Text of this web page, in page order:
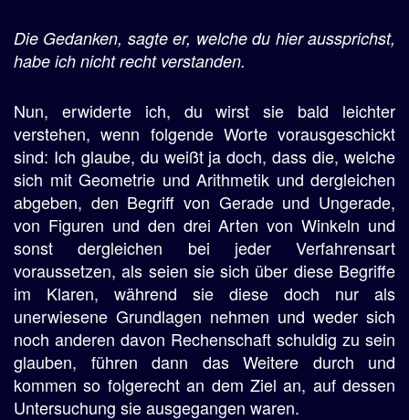
Die Gedanken, sagte er, welche du hier aussprichst,
habe ich nicht recht verstanden.
Nun, erwiderte ich, du wirst sie bald leichter
verstehen, wenn folgende Worte vorausgeschickt
sind: Ich glaube, du weißt ja doch, dass die, welche
sich mit Geometrie und Arithmetik und dergleichen
abgeben, den Begriff von Gerade und Ungerade,
von Figuren und den drei Arten von Winkeln und
sonst dergleichen bei jeder Verfahrensart
voraussetzen, als seien sie sich über diese Begriffe
im Klaren, während sie diese doch nur als
unerwiesene Grundlagen nehmen und weder sich
noch anderen davon Rechenschaft schuldig zu sein
glauben, führen dann das Weitere durch und
kommen so folgerecht an dem Ziel an, auf dessen
Untersuchung sie ausgegangen waren.